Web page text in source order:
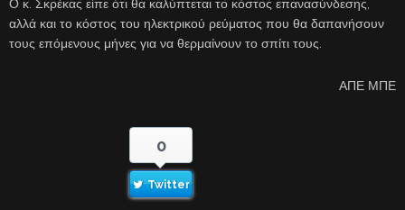
Ο κ. Σκρέκας είπε ότι θα καλύπτεται το κόστος επανασύνδεσης,
αλλά και το κόστος του ηλεκτρικού ρεύματος που θα δαπανήσουν
τους επόμενους μήνες για να θερμαίνουν το σπίτι τους.
ΑΠΕ ΜΠΕ
0
Twitter